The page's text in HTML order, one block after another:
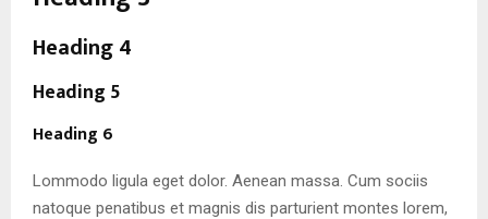
Heading 4
Heading 5
Heading 6
Lommodo ligula eget dolor. Aenean massa. Cum sociis
natoque penatibus et magnis dis parturient montes lorem,